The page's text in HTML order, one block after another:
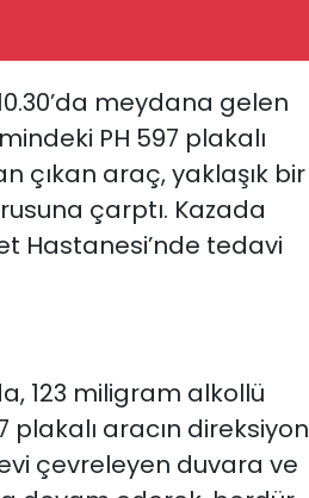
meydana gelen
PH 597 plakalı
çıkan araç, yaklaşık bir
çarptı. Kazada
Hastanesi’nde tedavi
123 miligram alkollü
aracın direksiyon
çevreleyen duvara ve